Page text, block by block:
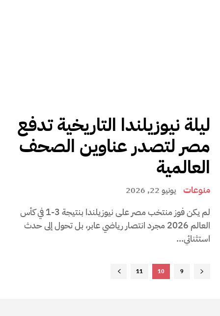
ليلة نيوزيلندا التاريخية تدفع
مصر لتصدر عناوين الصحف
العالمية
منوعات يونيو 22, 2026
لم يكن فوز منتخب مصر على نيوزيلندا بنتيجة 3-1 في كأس
العالم 2026 مجرد انتصار رياضي عابر، بل تحول إلى حدث
استثنائي...
9
10
11